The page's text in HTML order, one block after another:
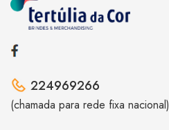
224969266
(chamada para rede fixa nacional)